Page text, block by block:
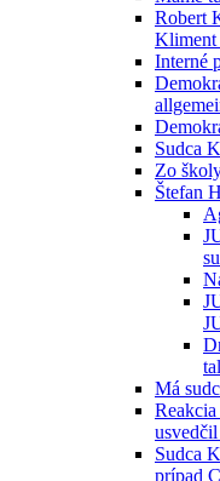
Robert
Kliment
Interné
Sudca
Zo
Štefan
Má
usvedčil
Sudca
prípad